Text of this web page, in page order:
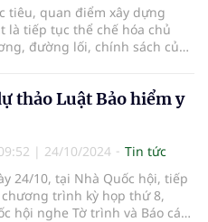
tiêu, quan điểm xây dựng
là tiếp tục thể chế hóa chủ
đường lối, chính sách của
kiện kinh tế - xã hội...
thảo Luật Bảo hiểm y
| 24/10/2024
Tin tức
24/10, tại Nhà Quốc hội, tiếp
trình kỳ họp thứ 8,
hội nghe Tờ trình và Báo cáo